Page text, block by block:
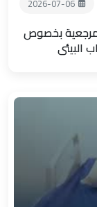
بخصوص
البيئي